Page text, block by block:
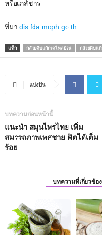
หรือเภสัชกร
ที่มา:dis.fda.moph.go.th
แท็ก กล้วยดิบแก้กรดไหลย้อน กล้วยดิบแก้
แบ่งปัน
บทความก่อนหน้านี้
แนะนำ สมุนไพรไทย เพิ่ม
สมรรถภาพเพศชาย ฟิตได้เต็ม
ร้อย
บทความที่เกี่ยวข้อง